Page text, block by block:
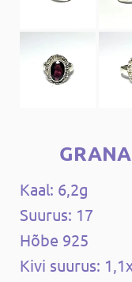
Kaal: 6,2g
Suurus: 17
Hõbe 925
Kivi suurus: